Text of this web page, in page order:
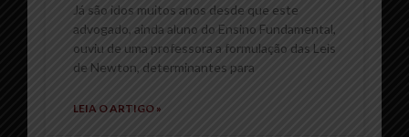
Já são idos muitos anos desde que este
advogado, ainda aluno do Ensino Fundamental,
ouviu de uma professora a formulação das Leis
de Newton, determinantes para
LEIA O ARTIGO »